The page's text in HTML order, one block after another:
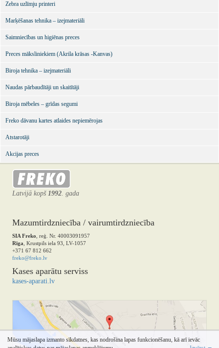
Mūsu mājaslapa izmanto sīkdatnes, kas nodrošina lapas funkcionēšanu, kā arī ievāc
Zebra uzlīmju printeri
Marķēšanas tehnika – izejmateriāli
Saimniecības un higiēnas preces
Preces māksliniekiem (Akrila krāsas -Kanvas)
Biroja tehnika – izejmateriāli
Naudas pārbaudītāji un skaitītāji
Biroja mēbeles – grīdas segumi
Freko dāvanu kartes atlaides nepiemērojas
Atstarotāji
Akcijas preces
Latvijā kopš 1992. gada
Mazumtirdzniecība / vairumtirdzniecība
SIA Freko , reģ. Nr. 40003091957
Rīga , Krustpils iela 93, LV-1057
+371 67 812 662
freko@freko.lv
Kases aparātu serviss
kases-aparati.lv